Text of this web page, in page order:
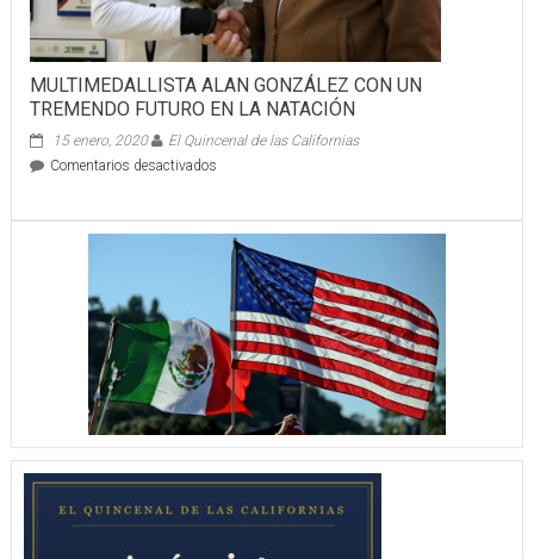
MULTIMEDALLISTA ALAN GONZÁLEZ CON UN
TREMENDO FUTURO EN LA NATACIÓN
15 enero, 2020
El Quincenal de las Californias
Comentarios desactivadosen
CON
TREMENDO
FUTURO
EN
LA
NATACIÓN